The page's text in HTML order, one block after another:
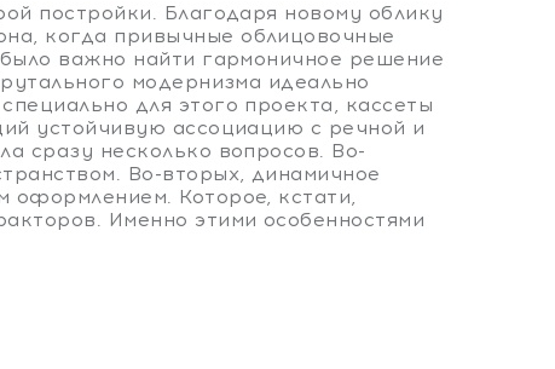
постройки. Благодаря новому облику
когда привычные облицовочные
важно найти гармоничное решение
модернизма идеально
для этого проекта, кассеты
устойчивую ассоциацию с речной и
сразу несколько вопросов. Во-
Во-вторых, динамичное
оформлением. Которое, кстати,
Именно этими особенностями